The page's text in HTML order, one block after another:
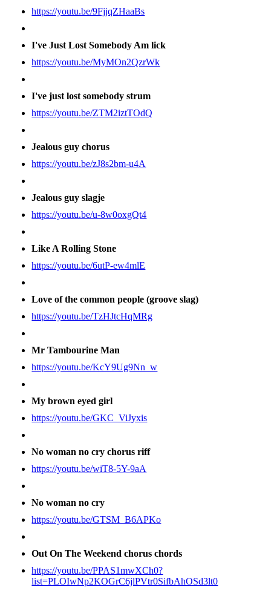
https://youtu.be/9FjjqZHaaBs
I've Just Lost Somebody Am lick
https://youtu.be/MyMOn2QzrWk
I've just lost somebody strum
https://youtu.be/ZTM2iztTOdQ
Jealous guy chorus
https://youtu.be/zJ8s2bm-u4A
Jealous guy slagje
https://youtu.be/u-8w0oxgQt4
Like A Rolling Stone
https://youtu.be/6utP-ew4mlE
Love of the common people (groove slag)
https://youtu.be/TzHJtcHqMRg
Mr Tambourine Man
https://youtu.be/KcY9Ug9Nn_w
My brown eyed girl
https://youtu.be/GKC_ViJyxis
No woman no cry chorus riff
https://youtu.be/wiT8-5Y-9aA
No woman no cry
https://youtu.be/GTSM_B6APKo
Out On The Weekend chorus chords
https://youtu.be/PPAS1mwXCh0?
list=PLOIwNp2KOGrC6jlPVtr0SifbAhOSd3lt0